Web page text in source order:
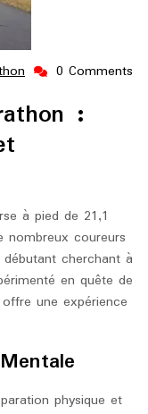
ing-
marathon
0 Comments
:
à pied de 21,1
nombreux coureurs
cherchant à
en quête de
une expérience
physique et